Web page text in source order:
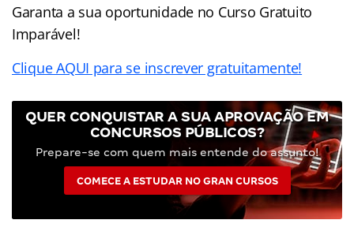
Garanta a sua oportunidade no Curso Gratuito
Imparável!
Clique AQUI para se inscrever gratuitamente!
QUER CONQUISTAR A SUA APROVAÇÃO EM
CONCURSOS PÚBLICOS?
Prepare-se com quem mais entende do assunto!
COMECE A ESTUDAR NO GRAN CURSOS